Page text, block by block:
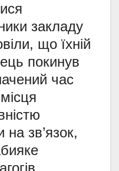
закладу
що їхній
покинув
час
на зв’язок,